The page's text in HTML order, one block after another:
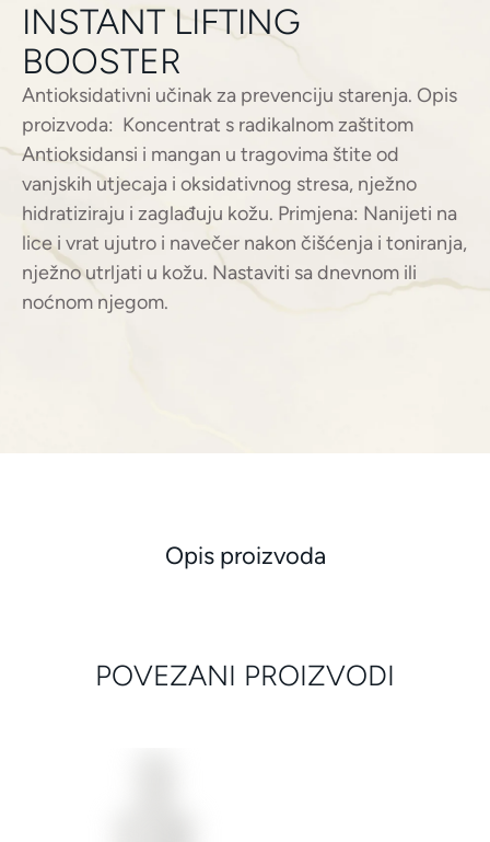
INSTANT LIFTING
BOOSTER
Antioksidativni učinak za prevenciju starenja. Opis
proizvoda: Koncentrat s radikalnom zaštitom
Antioksidansi i mangan u tragovima štite od
vanjskih utjecaja i oksidativnog stresa, nježno
hidratiziraju i zaglađuju kožu. Primjena: Nanijeti na
lice i vrat ujutro i navečer nakon čišćenja i toniranja,
nježno utrljati u kožu. Nastaviti sa dnevnom ili
noćnom njegom.
Opis proizvoda
POVEZANI PROIZVODI